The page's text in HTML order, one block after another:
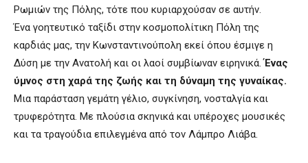
Ρωμιών της Πόλης, τότε που κυριαρχούσαν σε αυτήν.
Ένα γοητευτικό ταξίδι στην κοσμοπολίτικη Πόλη της
καρδιάς μας, την Κωνσταντινούπολη εκεί όπου έσμιγε η
Δύση με την Ανατολή και οι λαοί συμβίωναν ειρηνικά.Ένας
ύμνος στη χαρά της ζωής και τη δύναμη της γυναίκας.
Μια παράσταση γεμάτη γέλιο, συγκίνηση, νοσταλγία και
τρυφερότητα. Με πλούσια σκηνικά και υπέροχες μουσικές
και τα τραγούδια επιλεγμένα από τον Λάμπρο Λιάβα.